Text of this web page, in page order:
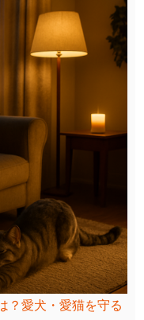
？愛犬・愛猫を守る